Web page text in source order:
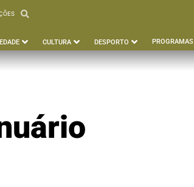
CULTURA DESPORTO PROGRAMAS